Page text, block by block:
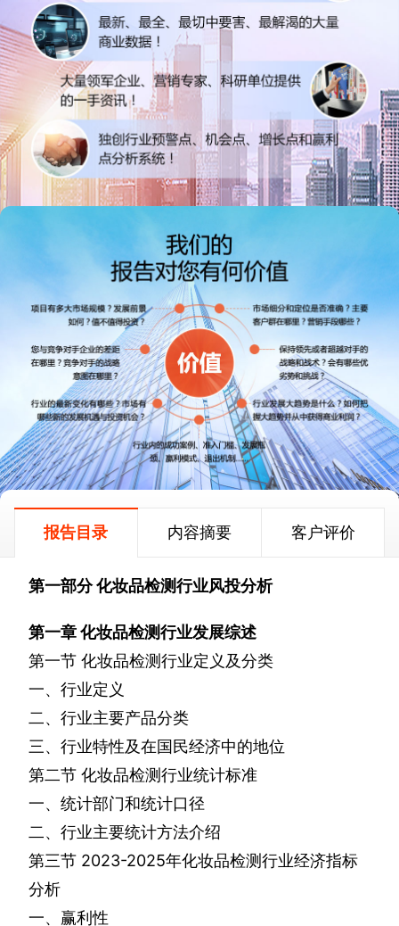
报告目录 内容摘要 客户评价
第一部分化妆品检测行业风投分析
第一章化妆品检测行业发展综述
第一节 化妆品检测行业定义及分类
一、行业定义
二、行业主要产品分类
三、行业特性及在国民经济中的地位
第二节 化妆品检测行业统计标准
一、统计部门和统计口径
二、行业主要统计方法介绍
第三节 2023-2025年化妆品检测行业经济指标
分析
一、赢利性